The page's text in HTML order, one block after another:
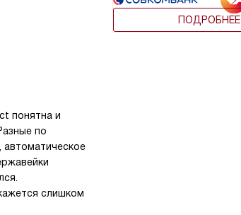
ПОДРОБНЕЕ
понятна и
по
слишком